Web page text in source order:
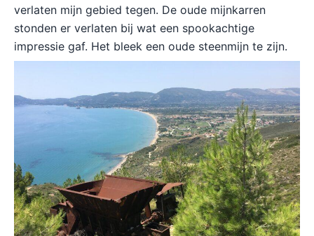
verlaten mijn gebied tegen. De oude mijnkarren
stonden er verlaten bij wat een spookachtige
impressie gaf. Het bleek een oude steenmijn te zijn.